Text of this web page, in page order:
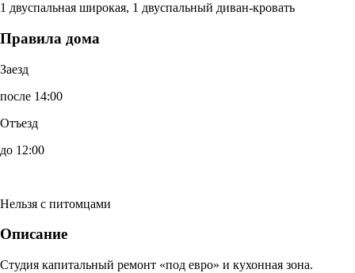
1 двуспальная широкая, 1 двуспальный диван-кровать
Правила дома
Заезд
после 14:00
Отъезд
до 12:00
Нельзя с питомцами
Описание
Студия капитальный ремонт «под евро» и кухонная зона.